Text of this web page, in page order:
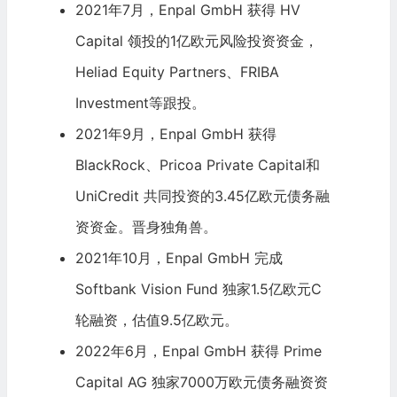
2021年7月，Enpal GmbH 获得 HV
Capital 领投的1亿欧元风险投资资金，
Heliad Equity Partners、FRIBA
Investment等跟投。
2021年9月，Enpal GmbH 获得
BlackRock、Pricoa Private Capital和
UniCredit 共同投资的3.45亿欧元债务融
资资金。晋身独角兽。
2021年10月，Enpal GmbH 完成
Softbank Vision Fund 独家1.5亿欧元C
轮融资，估值9.5亿欧元。
2022年6月，Enpal GmbH 获得 Prime
Capital AG 独家7000万欧元债务融资资